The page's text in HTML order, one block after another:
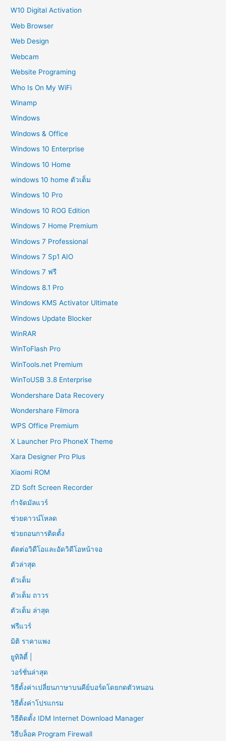
W10 Digital Activation
Web Browser
Web Design
Webcam
Website Programing
Who Is On My WiFi
Winamp
Windows
Windows & Office
Windows 10 Enterprise
Windows 10 Home
windows 10 home ตัวเต็ม
Windows 10 Pro
Windows 10 ROG Edition
Windows 7 Home Premium
Windows 7 Professional
Windows 7 Sp1 AIO
Windows 7 ฟรี
Windows 8.1 Pro
Windows KMS Activator Ultimate
Windows Update Blocker
WinRAR
WinToFlash Pro
WinTools.net Premium
WinToUSB 3.8 Enterprise
Wondershare Data Recovery
Wondershare Filmora
WPS Office Premium
X Launcher Pro PhoneX Theme
Xara Designer Pro Plus
Xiaomi ROM
ZD Soft Screen Recorder
กำจัดมัลแวร์
ช่วยดาวน์โหลด
ช่วยถอนการติดตั้ง
ตัดต่อวิดีโอและอัดวิดีโอหน้าจอ
ตัวล่าสุด
ตัวเต็ม
ตัวเต็ม ถาวร
ตัวเต็ม ล่าสุด
ฟรีแวร์
มิติ ราคาแพง
ยูทิลิตี้ |
วอร์ชั่นล่าสุด
วิธีตั้งค่าเปลี่ยนภาษาบนคีย์บอร์ดโดยกดตัวหนอน
วิธีตั้งค่าโปรแกรม
วิธีติดตั้ง IDM Internet Download Manager
วิธีบล็อค Program Firewall